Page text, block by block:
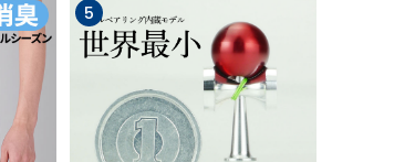
5